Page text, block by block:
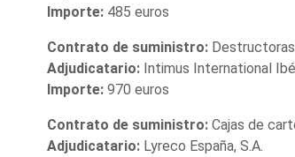
Importe: 485 euros
Contrato de suministro:
Adjudicatario: Intimus International
Importe: 970 euros
Contrato de suministro: Cajas de
Adjudicatario: Lyreco España, S.A.